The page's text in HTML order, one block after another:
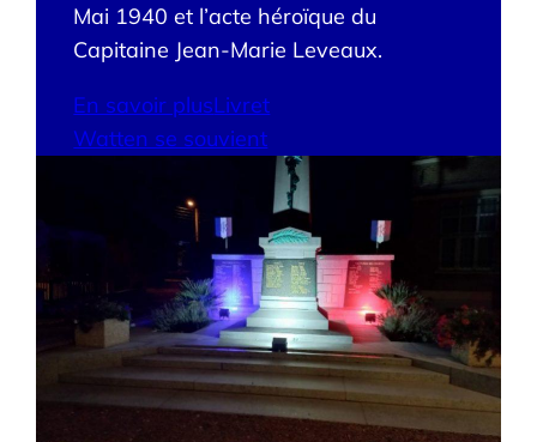
Mai 1940 et l’acte héroïque du
Capitaine Jean-Marie Leveaux.
En savoir plusLivret
Watten se souvient